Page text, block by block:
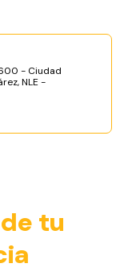
- Ciudad
NLE -
tu